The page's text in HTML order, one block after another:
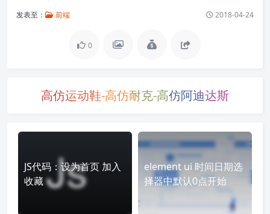
发表至： 前端 2018-04-24
0
高仿运动鞋-高仿耐克-高仿阿迪达斯
JS代码：设为首页 加入
收藏
element ui 时间日期选
择器中默认0点开始